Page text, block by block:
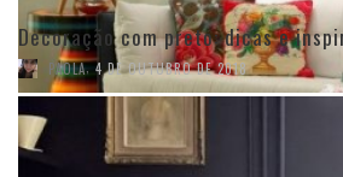
Decoração com preto: dicas e
PAOLA, 4 DE OUTUBRO DE 2018